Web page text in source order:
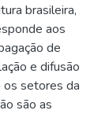
brasileira,
aos
de
e difusão
os setores da
são as